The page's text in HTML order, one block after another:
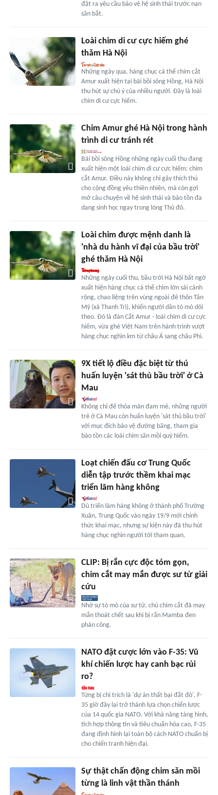
đặt ra yêu cầu bảo vệ hệ sinh thái trước nạn
săn bắt.
Loài chim di cư cực hiếm ghé
thăm Hà Nội
Những ngày qua, hàng chục cá thể chim cắt
Amur xuất hiện tại bãi bồi sông Hồng, Hà Nội
thu hút sự chú ý của nhiều người. Đây là loài
chim di cư cực hiếm.
Chim Amur ghé Hà Nội trong hành
trình di cư tránh rét
Bãi bồi sông Hồng những ngày cuối thu đang
xuất hiện một loài chim di cư cực hiếm: chim
cắt Amur. Điều này không chỉ gây thích thú
cho cộng đồng yêu thiên nhiên, mà còn gợi
mở câu chuyện về hệ sinh thái và bảo tồn đa
dạng sinh học ngay trong lòng Thủ đô.
Loài chim được mệnh danh là
'nhà du hành vĩ đại của bầu trời'
ghé thăm Hà Nội
Những ngày cuối thu, bầu trời Hà Nội bất ngờ
xuất hiện hàng chục cá thể chim lớn sải cánh
rộng, chao liệng trên vùng ngoài đê thôn Tân
Mỹ (xã Thanh Trì), khiến người dân tò mò dõi
theo. Đó là đàn Cắt Amur - loài chim di cư cực
hiếm, vừa ghé Việt Nam trên hành trình vượt
hàng chục nghìn km từ châu Á sang châu Phi.
9X tiết lộ điều đặc biệt từ thú
huấn luyện 'sát thủ bầu trời' ở Cà
Mau
Không chỉ để thỏa mãn đam mê, những người
trẻ ở Cà Mau còn huấn luyện 'sát thủ bầu trời'
với mục đích bảo vệ đường băng, tham gia
bảo tồn các loài chim săn mồi quý hiếm.
Loạt chiến đấu cơ Trung Quốc
diễn tập trước thềm khai mạc
triển lãm hàng không
Dù triển lãm hàng không ở thành phố Trường
Xuân, Trung Quốc vào ngày 19/9 mới chính
thức khai mạc, nhưng sự kiện này đã thu hút
hàng chục nghìn người tới tham quan.
CLIP: Bị rắn cực độc tóm gọn,
chim cắt may mắn được sư tử giải
cứu
Nhờ sự tò mò của sư tử, chú chim cắt đã may
mắn thoát chết sau khi bị rắn Mamba đen
phản công.
NATO đặt cược lớn vào F-35: Vũ
khí chiến lược hay canh bạc rủi
ro?
Từng bị chỉ trích là 'dự án thất bại đắt đỏ', F-
35 giờ đây lại trở thành lựa chọn chiến lược
của 14 quốc gia NATO. Với khả năng tàng hình,
tích hợp thông tin và tiêu chuẩn hóa cao, F-35
đang định hình lại toàn bộ cách NATO chuẩn bị
cho chiến tranh hiện đại.
Sự thật chấn động chim săn mồi
từng là linh vật thần thánh